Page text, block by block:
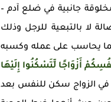
جانبية في ضلع آدم –
لا بالتبعية للرجل وذلك
يحاسب على عمله وكسبه
أَزْوَاجًا لِّتَسْكُنُوا إِلَيْهَا
في الزواج سكن للنفس بعد